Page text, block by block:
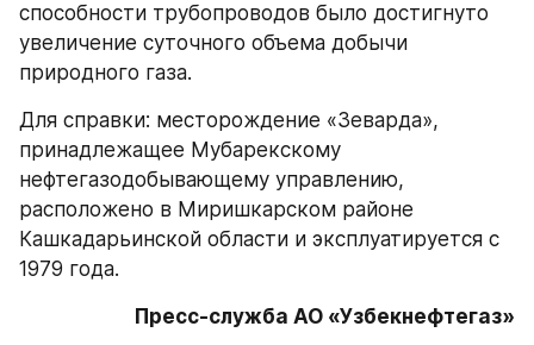
способности трубопроводов было достигнуто
увеличение суточного объема добычи
природного газа.
Для справки: месторождение «Зеварда»,
принадлежащее Мубарекскому
нефтегазодобывающему управлению,
расположено в Миришкарском районе
Кашкадарьинской области и эксплуатируется с
1979 года.
Пресс-служба АО «Узбекнефтегаз»